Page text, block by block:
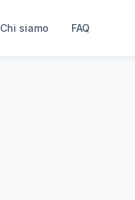
Chi siamo FAQ